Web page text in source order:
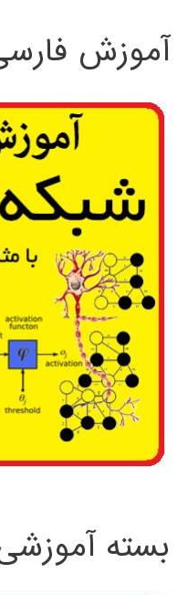
آموزش
بسته